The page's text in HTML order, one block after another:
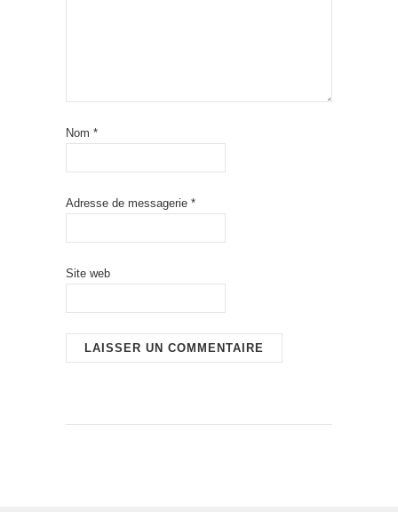
Nom *
Adresse de messagerie *
Site web